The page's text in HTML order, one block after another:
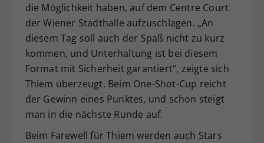
die Möglichkeit haben, auf dem Centre Court
der Wiener Stadthalle aufzuschlagen. „An
diesem Tag soll auch der Spaß nicht zu kurz
kommen, und Unterhaltung ist bei diesem
Format mit Sicherheit garantiert“, zeigte sich
Thiem überzeugt. Beim One-Shot-Cup reicht
der Gewinn eines Punktes, und schon steigt
man in die nächste Runde auf.
Beim Farewell für Thiem werden auch Stars